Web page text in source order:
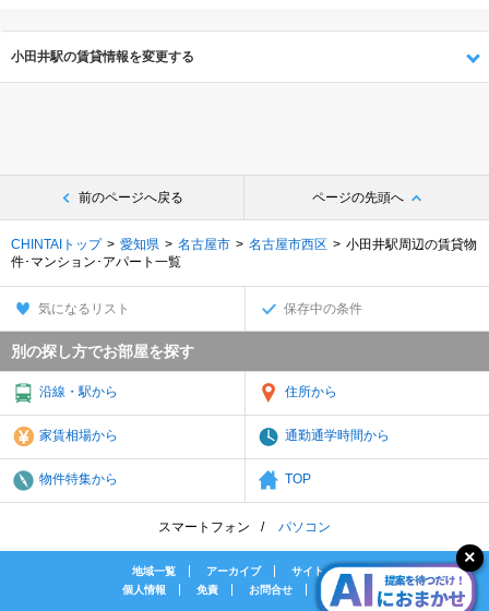
小田井駅の賃貸情報を変更する
前のページへ戻る ページの先頭へ
CHINTAIトップ 愛知県 名古屋市 名古屋市西区
小田井駅周辺の賃貸物
件･マンション･アパート一覧
気になるリスト 保存中の条件
別の探し方でお部屋を探す
沿線・駅から 住所から
家賃相場から 通勤通学時間から
物件特集から TOP
スマートフォン パソコン
地域一覧 アーカイブ
サイトマップ
個人情報
免責 お問合せ 会社案内